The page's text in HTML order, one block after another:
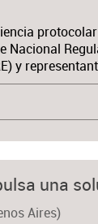
Nacional
y
una
Aires)